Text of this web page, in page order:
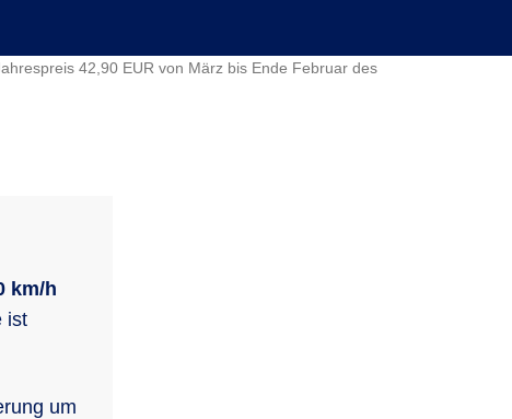
42,90 EUR von März bis Ende Februar des
km/h
ist
um